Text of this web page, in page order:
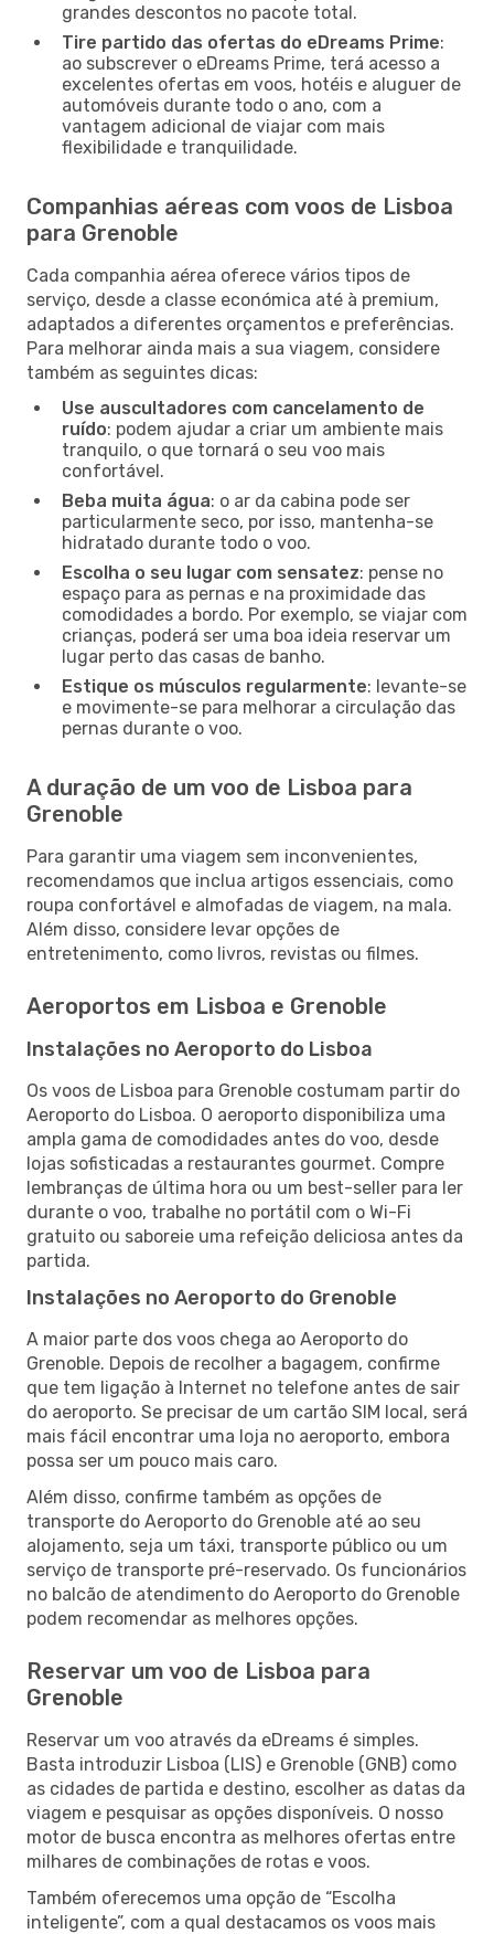
grandes descontos no pacote total.
Tire partido das ofertas do eDreams Prime:
ao subscrever o eDreams Prime, terá acesso a
excelentes ofertas em voos, hotéis e aluguer de
automóveis durante todo o ano, com a
vantagem adicional de viajar com mais
flexibilidade e tranquilidade.
Companhias aéreas com voos de Lisboa
para Grenoble
Cada companhia aérea oferece vários tipos de
serviço, desde a classe económica até à premium,
adaptados a diferentes orçamentos e preferências.
Para melhorar ainda mais a sua viagem, considere
também as seguintes dicas:
Use auscultadores com cancelamento de
ruído: podem ajudar a criar um ambiente mais
tranquilo, o que tornará o seu voo mais
confortável.
Beba muita água: o ar da cabina pode ser
particularmente seco, por isso, mantenha-se
hidratado durante todo o voo.
Escolha o seu lugar com sensatez: pense no
espaço para as pernas e na proximidade das
comodidades a bordo. Por exemplo, se viajar com
crianças, poderá ser uma boa ideia reservar um
lugar perto das casas de banho.
Estique os músculos regularmente: levante-se
e movimente-se para melhorar a circulação das
pernas durante o voo.
A duração de um voo de Lisboa para
Grenoble
Para garantir uma viagem sem inconvenientes,
recomendamos que inclua artigos essenciais, como
roupa confortável e almofadas de viagem, na mala.
Além disso, considere levar opções de
entretenimento, como livros, revistas ou filmes.
Aeroportos em Lisboa e Grenoble
Instalações no Aeroporto do Lisboa
Os voos de Lisboa para Grenoble costumam partir do
Aeroporto do Lisboa. O aeroporto disponibiliza uma
ampla gama de comodidades antes do voo, desde
lojas sofisticadas a restaurantes gourmet. Compre
lembranças de última hora ou um best-seller para ler
durante o voo, trabalhe no portátil com o Wi-Fi
gratuito ou saboreie uma refeição deliciosa antes da
partida.
Instalações no Aeroporto do Grenoble
A maior parte dos voos chega ao Aeroporto do
Grenoble. Depois de recolher a bagagem, confirme
que tem ligação à Internet no telefone antes de sair
do aeroporto. Se precisar de um cartão SIM local, será
mais fácil encontrar uma loja no aeroporto, embora
possa ser um pouco mais caro.
Além disso, confirme também as opções de
transporte do Aeroporto do Grenoble até ao seu
alojamento, seja um táxi, transporte público ou um
serviço de transporte pré-reservado. Os funcionários
no balcão de atendimento do Aeroporto do Grenoble
podem recomendar as melhores opções.
Reservar um voo de Lisboa para
Grenoble
Reservar um voo através da eDreams é simples.
Basta introduzir Lisboa (LIS) e Grenoble (GNB) como
as cidades de partida e destino, escolher as datas da
viagem e pesquisar as opções disponíveis. O nosso
motor de busca encontra as melhores ofertas entre
milhares de combinações de rotas e voos.
Também oferecemos uma opção de “Escolha
inteligente”, com a qual destacamos os voos mais